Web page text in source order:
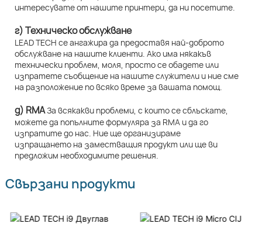
интересувате от нашите принтери, да ни посетите.
г) Техническо обслужване
LEAD TECH се ангажира да предоставя най-доброто
обслужване на нашите клиенти. Ако има някакъв
технически проблем, моля, просто се обадете или
изпратете съобщение на нашите служители и ние сме
на разположение по всяко време за вашата помощ.
д) RMAЗа всякакви проблеми, с които се сблъскате,
можете да попълните формуляра за RMA и да го
изпратите до нас. Ние ще организираме
изпращането на заместващия продукт или ще ви
предложим необходимите решения.
Свързани продукти